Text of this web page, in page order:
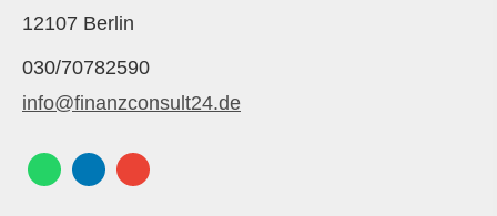
12107 Berlin
030/70782590
info@finanzconsult24.de